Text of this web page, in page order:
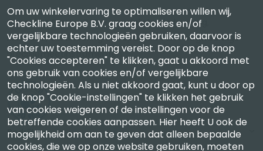
Checkline Europe B.V. — specialisten in levering,
kalibratie, certificering en reparatie van hoogwaardige
precisiemeetinstrumenten.
Bedrijf
Om uw winkelervaring te optimaliseren willen wij,
Checkline Europe B.V. graag cookies en/of
vergelijkbare technologieën gebruiken, daarvoor is
echter uw toestemming vereist. Door op de knop
"Cookies accepteren" te klikken, gaat u akkoord met
ons gebruik van cookies en/of vergelijkbare
technologieën. Als u niet akkoord gaat, kunt u door op
de knop "Cookie-instellingen" te klikken het gebruik
van cookies weigeren of de instellingen voor de
betreffende cookies aanpassen. Hier heeft U ook de
mogelijkheid om aan te geven dat alleen bepaalde
cookies, die we op onze website gebruiken, moeten